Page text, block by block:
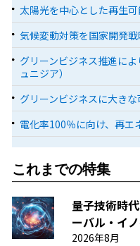
太陽光を中心とした再生
気候変動対策を国家開発戦
グリーンビジネス推進に
ュニジア）
グリーンビジネスに大きな
電化率100％に向け、再エ
これまでの特集
量子技術時
ーバル・イ
2026年8月